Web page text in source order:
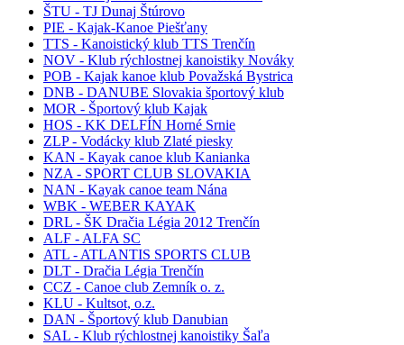
ŠTU - TJ Dunaj Štúrovo
PIE - Kajak-Kanoe Piešťany
TTS - Kanoistický klub TTS Trenčín
NOV - Klub rýchlostnej kanoistiky Nováky
POB - Kajak kanoe klub Považská Bystrica
DNB - DANUBE Slovakia športový klub
MOR - Športový klub Kajak
HOS - KK DELFÍN Horné Srnie
ZLP - Vodácky klub Zlaté piesky
KAN - Kayak canoe klub Kanianka
NZA - SPORT CLUB SLOVAKIA
NAN - Kayak canoe team Nána
WBK - WEBER KAYAK
DRL - ŠK Dračia Légia 2012 Trenčín
ALF - ALFA SC
ATL - ATLANTIS SPORTS CLUB
DLT - Dračia Légia Trenčín
CCZ - Canoe club Zemník o. z.
KLU - Kultsot, o.z.
DAN - Športový klub Danubian
SAL - Klub rýchlostnej kanoistiky Šaľa